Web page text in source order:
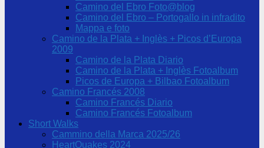
Camino del Ebro Foto@blog
Camino del Ebro – Portogallo in infradito
Mappa e foto
Camino de la Plata + Inglès + Picos d’Europa
2009
Camino de la Plata Diario
Camino de la Plata + Inglès Fotoalbum
Picos de Europa + Bilbao Fotoalbum
Camino Francés 2008
Camino Francés Diario
Camino Francés Fotoalbum
Short Walks
Cammino della Marca 2025/26
HeartQuakes 2024